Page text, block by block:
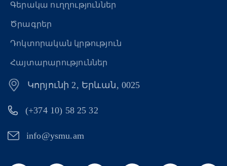
Գերակա ուղղություններ
Ծրագրեր
Դոկտորական կրթություն
Հայտարարություններ
Կորյունի 2, Երևան, 0025
(+374 10) 58 25 32
info@ysmu.am